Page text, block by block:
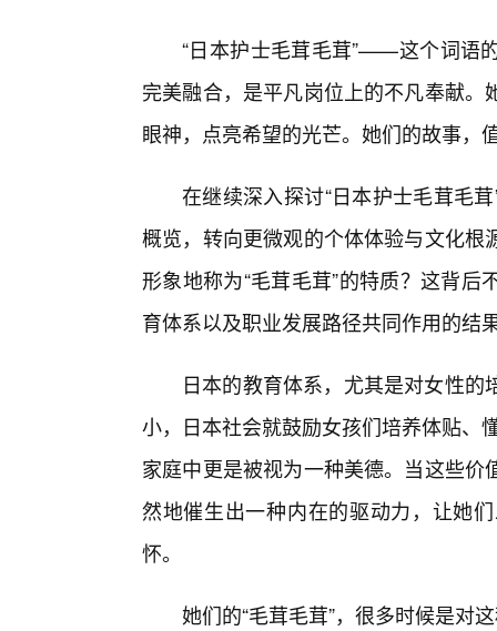
“日本护士毛茸毛茸”——这个词语
完美融合，是平凡岗位上的不凡奉献
眼神，点亮希望的光芒。她们的故事，
在继续深入探讨“日本护士毛茸毛
概览，转向更微观的个体体验与文化
形象地称为“毛茸毛茸”的特质？这背
育体系以及职业发展路径共同作用的结
日本的教育体系，尤其是对女性
小，日本社会就鼓励女孩们培养体贴、
家庭中更是被视为一种美德。当这些
然地催生出一种内在的驱动力，让她
怀。
她们的“毛茸毛茸”，很多时候是对